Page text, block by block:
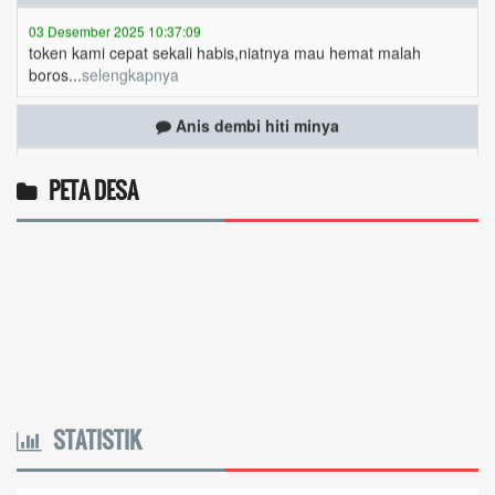
boros...selengkapnya
Anis dembi hiti minya
01 Desember 2025 20:44:10
Token gratis ...selengkapnya
PETA DESA
STATISTIK